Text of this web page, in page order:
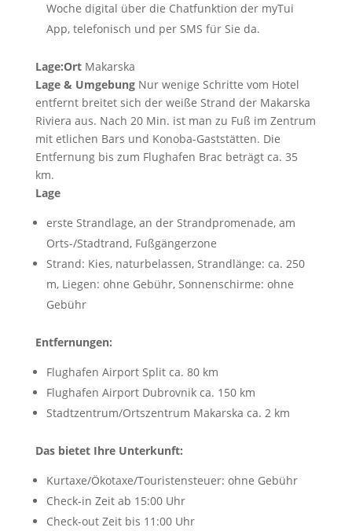
Woche digital über die Chatfunktion der myTui
App, telefonisch und per SMS für Sie da.
Lage:OrtMakarska
Lage & UmgebungNur wenige Schritte vom Hotel
entfernt breitet sich der weiße Strand der Makarska
Riviera aus. Nach 20 Min. ist man zu Fuß im Zentrum
mit etlichen Bars und Konoba-Gaststätten. Die
Entfernung bis zum Flughafen Brac beträgt ca. 35
km.
Lage
erste Strandlage, an der Strandpromenade, am
Orts-/Stadtrand, Fußgängerzone
Strand: Kies, naturbelassen, Strandlänge: ca. 250
m, Liegen: ohne Gebühr, Sonnenschirme: ohne
Gebühr
Entfernungen:
Flughafen Airport Split ca. 80 km
Flughafen Airport Dubrovnik ca. 150 km
Stadtzentrum/Ortszentrum Makarska ca. 2 km
Das bietet Ihre Unterkunft:
Kurtaxe/Ökotaxe/Touristensteuer: ohne Gebühr
Check-in Zeit ab 15:00 Uhr
Check-out Zeit bis 11:00 Uhr